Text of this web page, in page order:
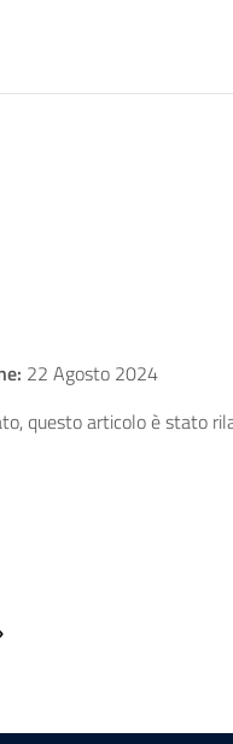
22 Agosto 2024
questo articolo è stato